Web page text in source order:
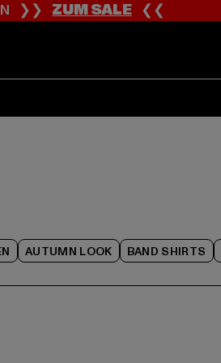
❯❯ZUM SALE❮❮
AUTUMN LOOK BAND SHIRTS